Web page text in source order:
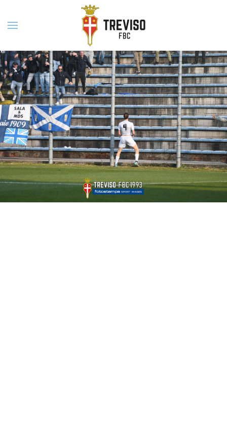
Skip to main content